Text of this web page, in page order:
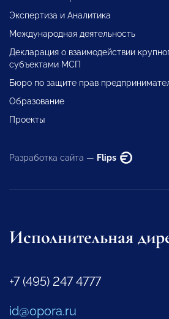
Экспертиза и Аналитика
Международная деятельность
Декларация о взаимодействии
субъектами МСП
Бюро по защите прав
Образование
Проекты
Разработка сайта — Flips
Исполнительная
+7 (495) 247 4777
id@opora.ru